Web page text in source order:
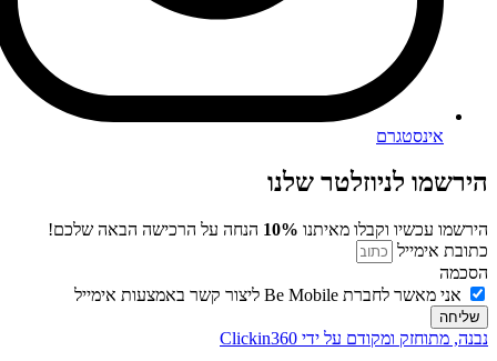
אינסטגרם
הירשמו לניוזלטר שלנו
הירשמו עכשיו וקבלו מאיתנו10% הנחה על הרכישה הבאה שלכם!
כתובת אימייל
הסכמה
אני מאשר לחברת Be Mobile ליצור קשר באמצעות אימייל
שליחה
נבנה, מתוחזק ומקודם על ידי Clickin360